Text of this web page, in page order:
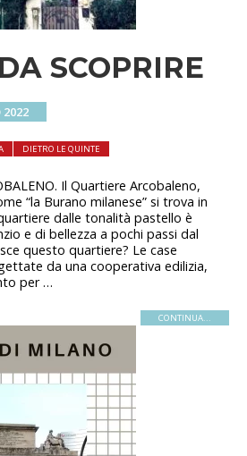
SCOPRIRE
2022
DIETRO LE QUINTE
Il Quartiere Arcobaleno,
“la Burano milanese” si trova in
dalle tonalità pastello è
e di bellezza a pochi passi dal
questo quartiere? Le case
da una cooperativa edilizia,
per …
CONTINUA...